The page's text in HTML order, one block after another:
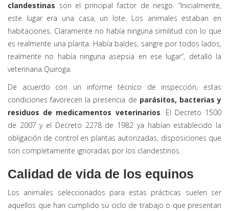
clandestinas son el principal factor de riesgo. “Inicialmente,
este lugar era una casa, un lote. Los animales estaban en
habitaciones. Claramente no había ninguna similitud con lo que
es realmente una planta. Había baldes, sangre por todos lados,
realmente no había ninguna asepsia en ese lugar”, detalló la
veterinaria Quiroga.
De acuerdo con un informe técnico de inspección, estas
condiciones favorecen la presencia de parásitos, bacterias y
residuos de medicamentos veterinarios. El Decreto 1500
de 2007 y el Decreto 2278 de 1982 ya habían establecido la
obligación de control en plantas autorizadas, disposiciones que
son completamente ignoradas por los clandestinos.
Calidad de vida de los equinos
Los animales seleccionados para estas prácticas suelen ser
aquellos que han cumplido su ciclo de trabajo o que presentan